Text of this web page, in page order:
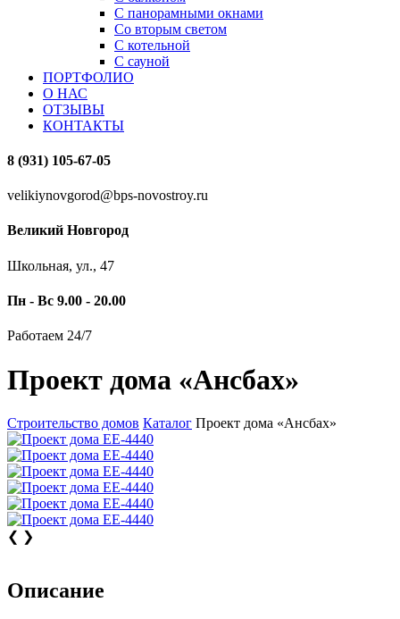
С панорамными окнами
Со вторым светом
С котельной
С сауной
ПОРТФОЛИО
О НАС
ОТЗЫВЫ
КОНТАКТЫ
8 (931) 105-67-05
velikiynovgorod@bps-novostroy.ru
Великий Новгород
Школьная, ул., 47
Пн - Вс 9.00 - 20.00
Работаем 24/7
Проект дома «Ансбах»
Строительство домов Каталог Проект дома «Ансбах»
❮ ❯
Описание